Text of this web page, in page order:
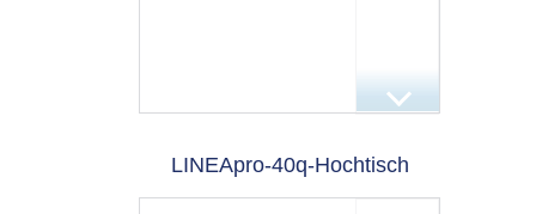
LINEApro-40q-Hochtisch